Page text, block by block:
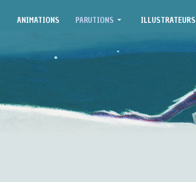
ANIMATIONS PARUTIONS ILLUSTRATEURS